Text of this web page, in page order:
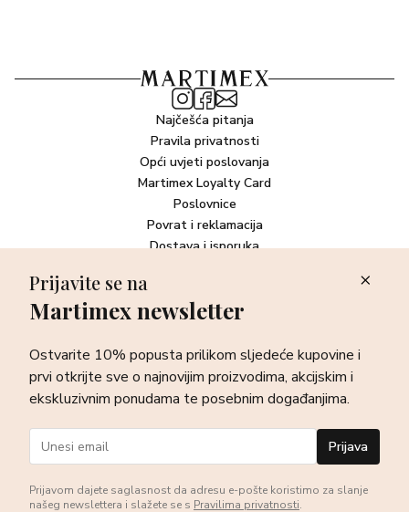
Najčešća pitanja
Pravila privatnosti
Opći uvjeti poslovanja
Martimex Loyalty Card
Poslovnice
Povrat i reklamacija
Dostava i isporuka
Newsletter
sve o najnovijim proizvodima, akcijskim i ekskluzivnim
ponudama te posebnim događanjima.
Prijava
Prijavite se na
Martimex newsletter
Ostvarite 10% popusta prilikom sljedeće kupovine i
prvi otkrijte sve o najnovijim proizvodima, akcijskim i
ekskluzivnim ponudama te posebnim događanjima.
Prijava
Prijavom dajete saglasnost da adresu e-pošte koristimo za slanje
našeg newslettera i slažete se s Pravilima privatnosti.